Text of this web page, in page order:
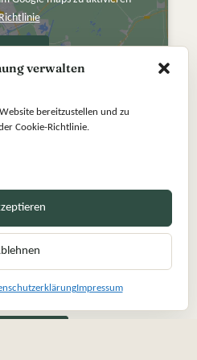
verwalten
bereitzustellen und zu
Cookie-Richtlinie.
Impressum